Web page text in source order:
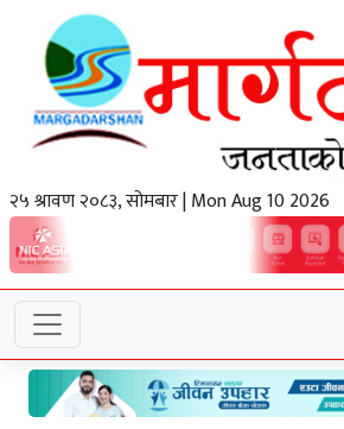
२५ श्रावण २०८३, सोमबार | Mon Aug 10 2026